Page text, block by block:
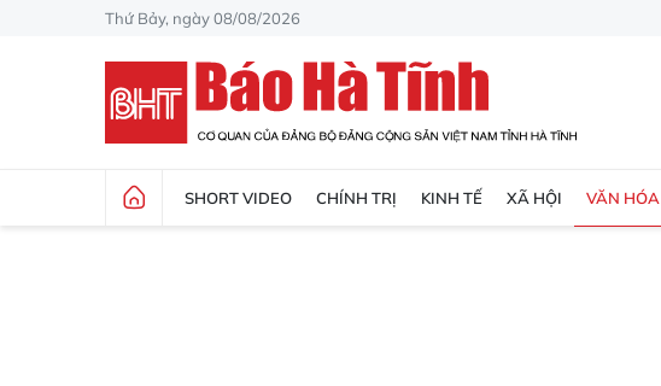
Thứ Bảy, ngày 08/08/2026
SHORT VIDEO CHÍNH TRỊ KINH TẾ XÃ HỘI VĂN